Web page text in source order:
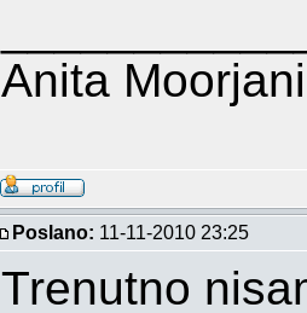
Anita
Poslano: 11-11-2010 23:25
Trenutno